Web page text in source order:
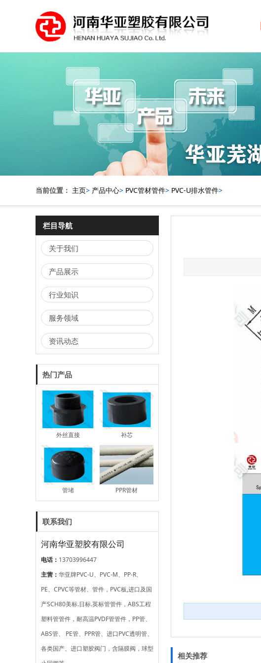
当前位置： 主页> 产品中心> PVC管材管件> PVC-U排水管件>
栏目导航
关于我们
产品展示
行业知识
服务领域
资讯动态
热门产品
外丝直接 补芯
管堵 PPR管材
PP-R外丝直接 电熔异径三通
PVC-U给水TS口管材
PVC-U给水活套口管
联系我们
河南华亚塑胶有限公司
电话： 13703996447
主营： 华亚牌PVC-U、PVC-M、PP-R、
PE、CPVC等管材、管件，PVC板,进口及国
产SCH80美标.日标.英标管管件，ABS工程
塑料管管件，耐高温PVDF管管件，PP管、
ABS管、 PE管、PPR管、进口PVC透明管、
各类国产、进口塑胶阀门，含隔膜阀，球型
相关推荐